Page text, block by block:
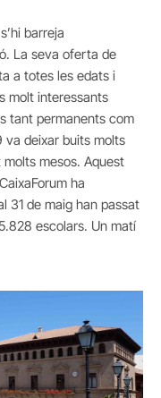
barreja
La seva oferta de
a totes les edats i
molt interessants
tant permanents com
va deixar buits molts
mesos. Aquest
ha
31 de maig han passat
escolars. Un matí